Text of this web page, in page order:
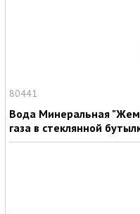
80441
Вода Минеральная
газа в стеклянной